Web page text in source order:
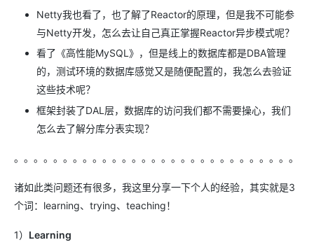
Netty我也看了，也了解了Reactor的原理，但是我不可能参
与Netty开发，怎么去让自己真正掌握Reactor异步模式呢？
看了《高性能MySQL》，但是线上的数据库都是DBA管理
的，测试环境的数据库感觉又是随便配置的，我怎么去验证
这些技术呢？
框架封装了DAL层，数据库的访问我们都不需要操心，我们
怎么去了解分库分表实现？
。。。。。。。。。。。。。。。。。。。。。。。。。。。。。
诸如此类问题还有很多，我这里分享一下个人的经验，其实就是3
个词：learning、trying、teaching！
1） Learning